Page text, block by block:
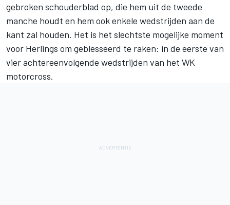
gebroken schouderblad op, die hem uit de tweede
manche houdt en hem ook enkele wedstrijden aan de
kant zal houden. Het is het slechtste mogelijke moment
voor Herlings om geblesseerd te raken: in de eerste van
vier achtereenvolgende wedstrijden van het WK
motorcross.